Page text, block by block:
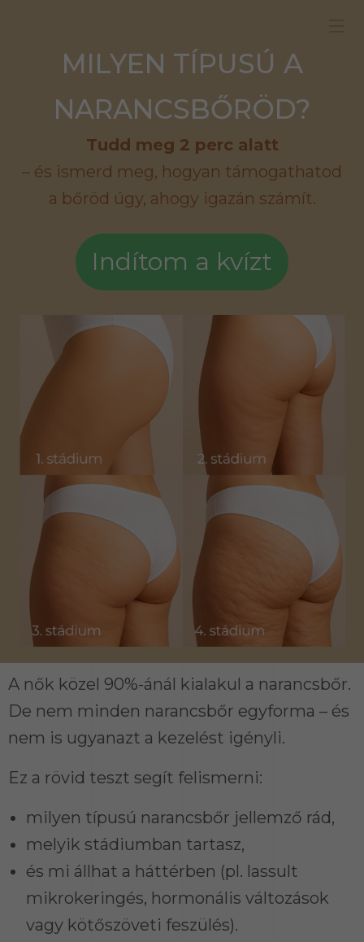
MILYEN TÍPUSÚ A
NARANCSBŐRÖD?
Tudd meg 2 perc alatt
– és ismerd meg, hogyan támogathatod
a bőröd úgy, ahogy igazán számít.
Indítom a kvízt
A nők közel 90%-ánál kialakul a narancsbőr.
De nem minden narancsbőr egyforma – és
nem is ugyanazt a kezelést igényli.
Ez a rövid teszt segít felismerni:
milyen típusú narancsbőr jellemző rád,
melyik stádiumban tartasz,
és mi állhat a háttérben (pl. lassult
mikrokeringés, hormonális változások
vagy kötőszöveti feszülés).